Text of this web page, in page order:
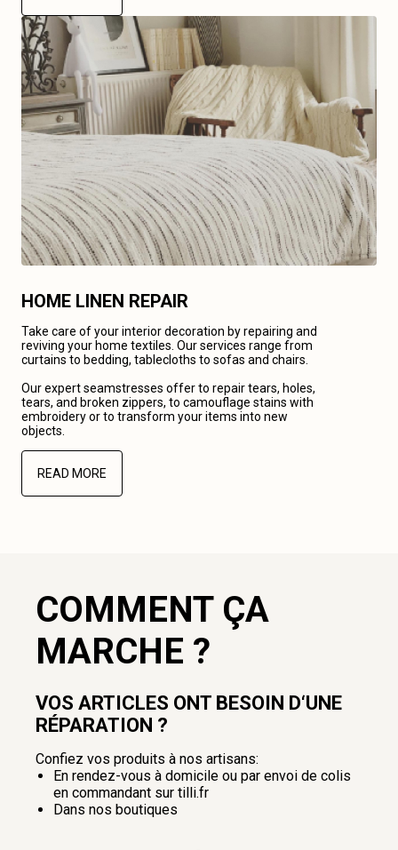
HOME LINEN REPAIR
Take care of your interior decoration by repairing and
reviving your home textiles. Our services range from
curtains to bedding, tablecloths to sofas and chairs.
Our expert seamstresses offer to repair tears, holes,
tears, and broken zippers, to camouflage stains with
embroidery or to transform your items into new
objects.
READ MORE
COMMENT ÇA
MARCHE ?
VOS ARTICLES ONT BESOIN D‘UNE
RÉPARATION ?
Confiez vos produits à nos artisans:
En rendez-vous à domicile ou par envoi de colis
en commandant sur tilli.fr
Dans nos boutiques